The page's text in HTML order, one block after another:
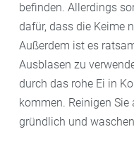
befinden. Allerdings
dafür, dass die Keime
Außerdem ist es
Ausblasen zu
durch das rohe Ei in
kommen. Reinigen
gründlich und